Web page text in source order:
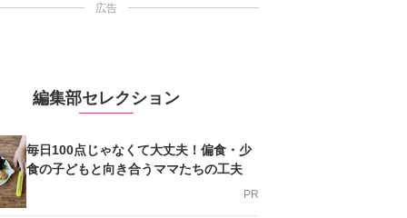
広告
編集部セレクション
毎日100点じゃなくて大丈夫！偏食・少
食の子どもと向き合うママたちの工夫
PR